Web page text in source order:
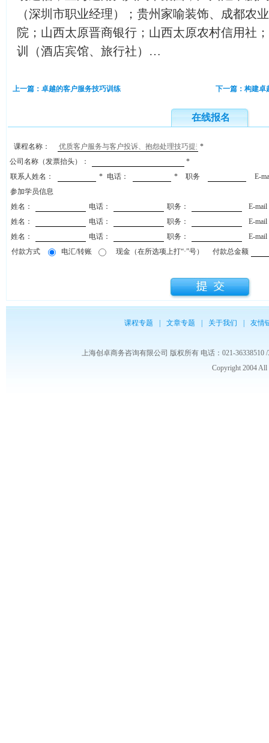
（深圳市职业经理）；贵州家喻装饰、成都农
院；山西太原晋商银行；山西太原农村信用社
训（酒店宾馆、旅行社）…
上一篇：卓越的客户服务技巧训练 下一篇：构建卓
在线报名
课程名称：
*
公司名称（发票抬头）：
*
联系人姓名：
* 电话： * 职务
E-
参加学员信息
姓名：
电话： 职务：
E-mail
姓名：
电话： 职务：
E-mail
姓名：
电话： 职务：
E-mail
付款方式
电汇/转账 现金（在所选项上打“·”号） 付款总金额
课程专题 文章专题 关于我们 友情
上海创卓商务咨询有限公司 版权所有 电话：021-36338510 /
Copyright 2004 All